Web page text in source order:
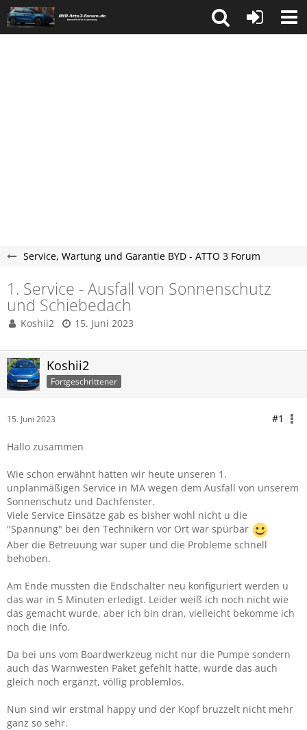
Service, Wartung und Garantie BYD - ATTO 3 Forum
1. Service - Ausfall von Sonnenschutz
und Schiebedach
Koshii2 15. Juni 2023
Koshii2
Fortgeschrittener
15. Juni 2023 #1
Hallo zusammen
Wie schon erwähnt hatten wir heute unseren 1.
unplanmäßigen Service in MA wegen dem Ausfall von unserem
Sonnenschutz und Dachfenster.
Viele Service Einsätze gab es bisher wohl nicht u die
"Spannung" bei den Technikern vor Ort war spürbar
Aber die Betreuung war super und die Probleme schnell
behoben.
Am Ende mussten die Endschalter neu konfiguriert werden u
das war in 5 Minuten erledigt. Leider weiß ich noch nicht wie
das gemacht wurde, aber ich bin dran, vielleicht bekomme ich
noch die Info.
Da bei uns vom Boardwerkzeug nicht nur die Pumpe sondern
auch das Warnwesten Paket gefehlt hatte, wurde das auch
gleich noch ergänzt, völlig problemlos.
Nun sind wir erstmal happy und der Kopf bruzzelt nicht mehr
ganz so sehr.